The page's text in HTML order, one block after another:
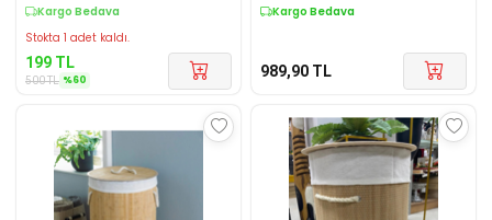
Kargo Bedava
Stokta 1 adet kaldı.
199 TL
500TL %60
Kargo Bedava
989,90 TL